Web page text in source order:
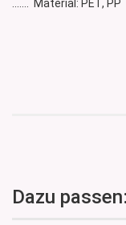
....... Material: PET, PP
Dazu passen: